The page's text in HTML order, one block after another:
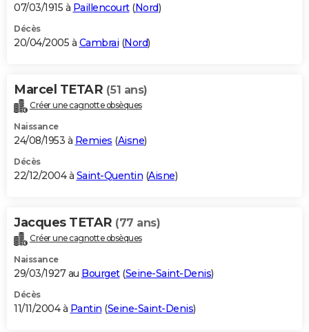
07/03/1915 à Paillencourt(Nord)
Décès
20/04/2005 à Cambrai (Nord)
Marcel TETAR (51 ans)
Créer une cagnotte obsèques
Naissance
24/08/1953 à Remies (Aisne)
Décès
22/12/2004 à Saint-Quentin (Aisne)
Jacques TETAR (77 ans)
Créer une cagnotte obsèques
Naissance
29/03/1927 au Bourget(Seine-Saint-Denis)
Décès
11/11/2004 à Pantin (Seine-Saint-Denis)